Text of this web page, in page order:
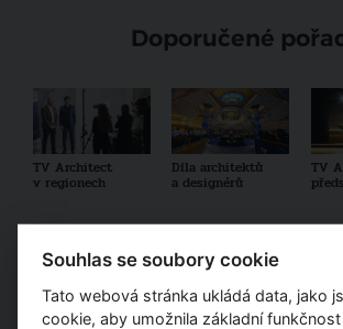
Doporučené
TV Architect
v regionech
Díla architektů
a designérů
TV
Partneři
Souhlas se soubory cookie
Tato webová stránka ukládá data, jako
cookie, aby umožnila základní